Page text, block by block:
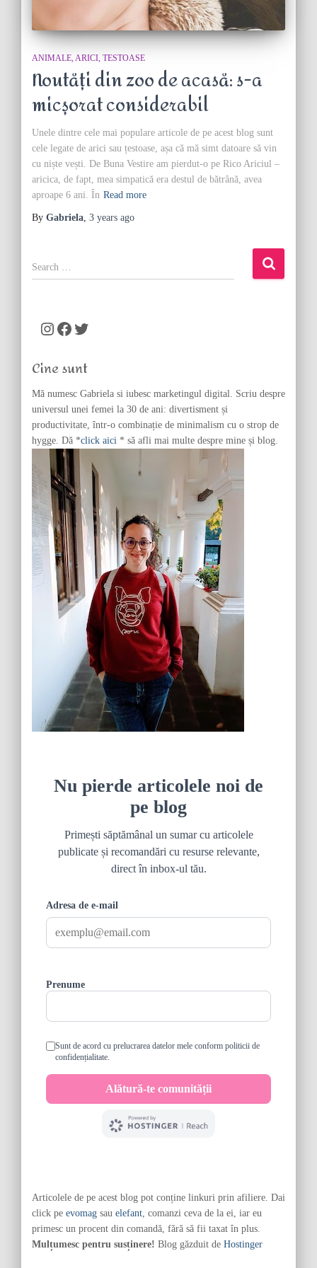
ANIMALE ARICI TESTOASE
Noutăți din zoo de acasă: s-a
micșorat considerabil
Unele dintre cele mai populare articole de pe acest blog sunt
cele legate de arici sau țestoase, așa că mă simt datoare să vin
cu niște vești. De Buna Vestire am pierdut-o pe Rico Ariciul –
aricica, de fapt, mea simpatică era destul de bătrână, avea
aproape 6 ani. În Read more
By Gabriela, 3 years ago
S
e
o
Instagram Facebook Twitter
Cine sunt
Mă numesc Gabriela si iubesc marketingul digital. Scriu despre
universul unei femei la 30 de ani: divertisment și
productivitate, într-o combinație de minimalism cu o strop de
hygge. Dă *click aici * să afli mai multe despre mine și blog.
Articolele de pe acest blog pot conține linkuri prin afiliere. Dai
click pe evomag sau elefant, comanzi ceva de la ei, iar eu
primesc un procent din comandă, fără să fii taxat în plus.
Mulțumesc pentru susținere! Blog găzduit de Hostinger